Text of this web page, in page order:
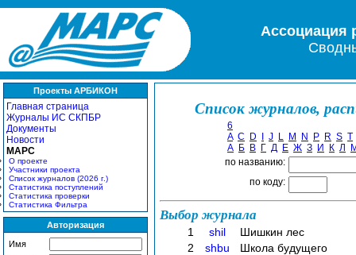
Ассоциация
Проекты АРБИКОН
Главная страница
Журналы ИС СКПБР
Документы
Новости
МАРС
О проекте
Участники проекта
Список журналов (2026 г.)
Статистика поступлений
Статистика проверки
Статистика Фильтра
Авторизация
Имя
Список журналов,
6
A C D J L M N P R S T
А Б В Г Д Е Ж З И К Л
по названию:
по коду:
Выбор журнала
1 shil
Шишкин лес
2
shbu
Школа будущего